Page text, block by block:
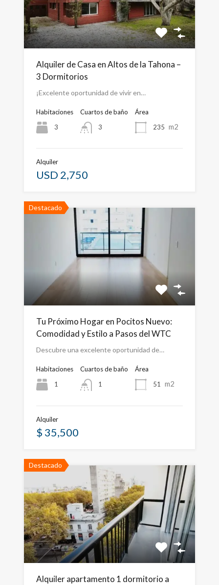
Alquiler de Casa en Altos de la Tahona –
3 Dormitorios
¡Excelente oportunidad de vivir en…
Habitaciones
3
Cuartos de baño
3
Área
235 m2
Alquiler
USD 2,750
Destacado
Tu Próximo Hogar en Pocitos Nuevo:
Comodidad y Estilo a Pasos del WTC
Descubre una excelente oportunidad de…
Habitaciones
1
Cuartos de baño
1
Área
51
m2
Alquiler
$ 35,500
Destacado
Alquiler apartamento 1 dormitorio a